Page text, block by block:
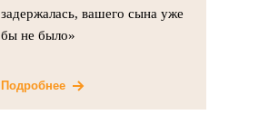
задержалась, вашего сына уже
бы не было»
Подробнее